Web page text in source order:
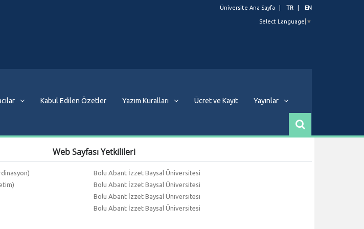
Üniversite Ana Sayfa TR EN
Select Language ▼
Kabul Edilen Özetler Yazım Kuralları Ücret ve Kayıt Yayınlar
Web Sayfası Yetkilileri
Bolu Abant İzzet Baysal Üniversitesi
Bolu Abant İzzet Baysal Üniversitesi
Bolu Abant İzzet Baysal Üniversitesi
Bolu Abant İzzet Baysal Üniversitesi